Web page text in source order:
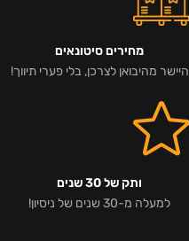
מחירים סיטונאים
היישר מהיבואן לצרכן, בלי פערי תיווך!
ותק של 30 שנים
למעלה מ-30 שנים של ניסיון!